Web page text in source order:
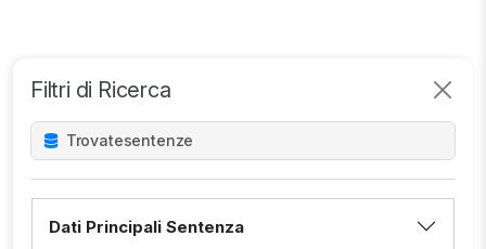
Filtri di Ricerca
Trovatesentenze
Dati Principali Sentenza